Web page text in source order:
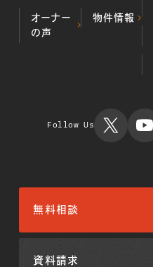
オーナー
の声
物件情報
Follow Us
無料相談
資料請求